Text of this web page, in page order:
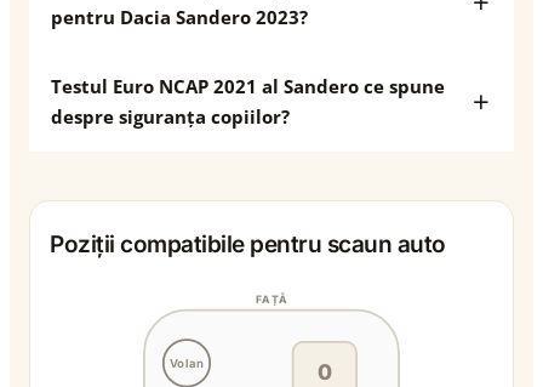
pentru Dacia Sandero 2023?
Testul Euro NCAP 2021 al Sandero ce spune
despre siguranța copiilor?
Poziții compatibile pentru scaun auto
Volan
FAȚĂ
0